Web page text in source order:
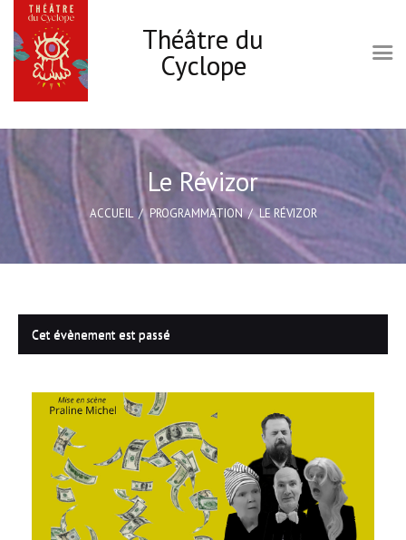
Théâtre du
Cyclope
Le Révizor
ACCUEIL PROGRAMMATION LE RÉVIZOR
Accueil
Le Cyclope
Programmation
Infos pratiques
Les ateliers Théâtre
Cet évènement est passé